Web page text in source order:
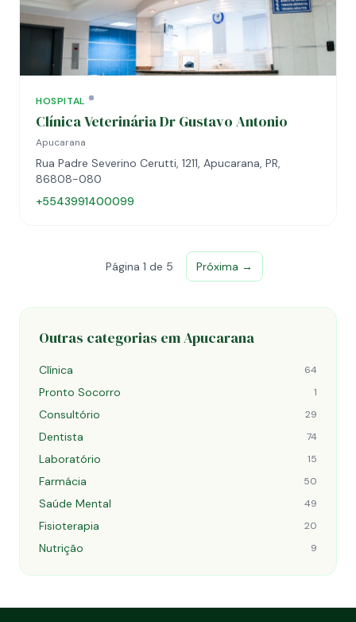
HOSPITAL
Clínica Veterinária Dr Gustavo Antonio
Apucarana
Rua Padre Severino Cerutti, 1211, Apucarana, PR,
86808-080
+5543991400099
Página 1 de 5 Próxima →
Outras categorias em Apucarana
Clínica 64
Pronto Socorro 1
Consultório 29
Dentista 74
Laboratório 15
Farmácia 50
Saúde Mental 49
Fisioterapia 20
Nutrição 9